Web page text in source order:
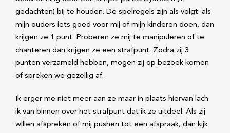
gedachten) bij te houden. De spelregels zijn als volgt: als
mijn ouders iets goed voor mij of mijn kinderen doen, dan
krijgen ze 1 punt. Proberen ze mij te manipuleren of te
chanteren dan krijgen ze een strafpunt. Zodra zij 3
punten verzameld hebben, mogen zij op bezoek komen
of spreken we gezellig af.
Ik erger me niet meer aan ze maar in plaats hiervan lach
ik van binnen over het strafpunt dat ik ze uitdeel. Als zij
willen afspreken of mij pushen tot een afspraak, dan kijk